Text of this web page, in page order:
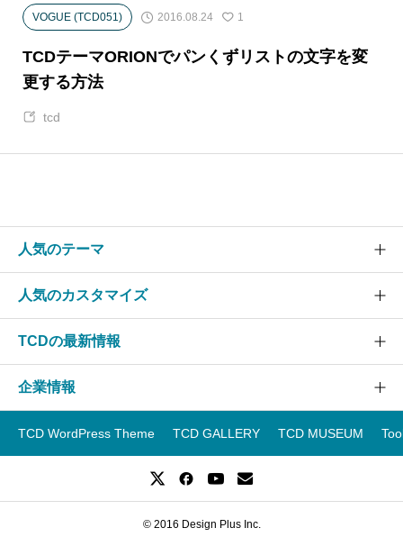
VOGUE (TCD051) 2016.08.24 1
TCDテーマORIONでパンくずリストの文字を変
更する方法
tcd
人気のテーマ
SOLARIS
NANO
人気のカスタマイズ
グローバルメニュー
フッター
TCDの最新情報
TCDニュース
企業情報
運営会社
TCD WordPress Theme TCD GALLERY TCD MUSEUM
© 2016 Design Plus Inc.